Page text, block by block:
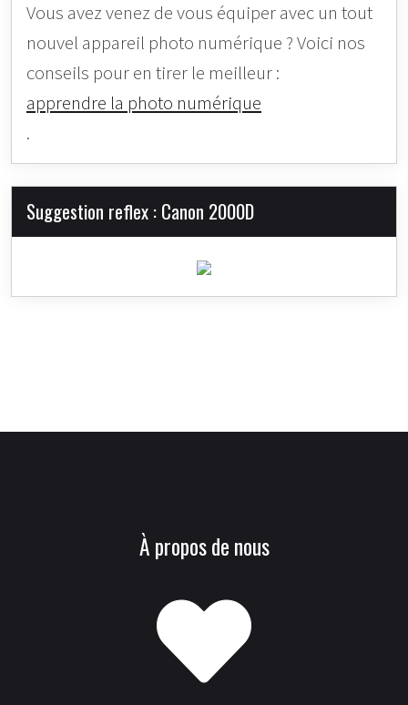
Vous avez venez de vous équiper avec un tout
nouvel appareil photo numérique ? Voici nos
conseils pour en tirer le meilleur :
apprendre la photo numérique
.
Suggestion reflex : Canon 2000D
À propos de nous